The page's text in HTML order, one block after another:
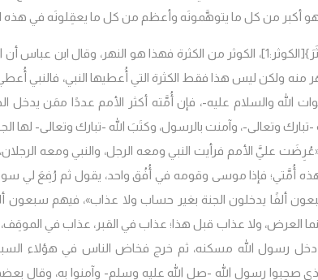
أكبر من كل ما يتوهَّمونَه وأعظم من كل ما يعقِلونَه في هذه
[الكوثر:1]، الكوثر من الكثرة فهذا هو النهر، وقال ابن
منه ولكن ليس هذا فقط الكثرة التي أُعطيها النبي، فالنبي
الله والسلام عليه-، فإن أُمَّته أكثر الأمم عددًا ممَن يدخل
-تبارك وتعالى-، وآمنت بالرسول، وكتَبَ الله -تبارك وتعالى- لها
عليَّ الأمم فرأيت النبي ومعه الرجل، والنبي ومعه
أُمَّتي؛ فإذا موسى وقومه في أُفُق واحد، يقول ثم رُفِعَ لي
ألفًا يدخلون الجنة بغير حساب ولا عذاب»، فيهم سبعون
العرض، ولا عذاب قبل هذا؛ عذاب في القبر، عذاب في الموقِف،
دخل رسول الله مسكنه، ثم خرج فخاض الناس في هؤلاء
صحِبوا رسول الله -صل الله عليه وسلم- وآمنوا به، وقال